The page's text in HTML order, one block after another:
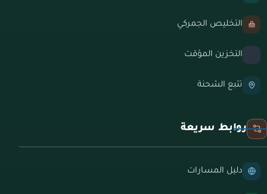
التخليص الجمركي
التخزين المؤقت
تتبع الشحنة
روابط سريعة
دليل المسارات